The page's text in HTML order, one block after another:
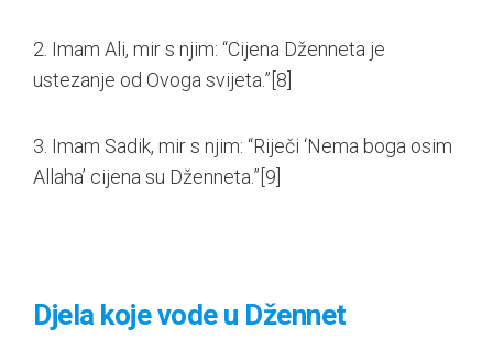
2. Imam Ali, mir s njim: “Cijena Dženneta je
ustezanje od Ovoga svijeta.”[8]
3. Imam Sadik, mir s njim: “Riječi ‘Nema boga osim
Allaha’ cijena su Dženneta.”[9]
Djela koje vode u Džennet